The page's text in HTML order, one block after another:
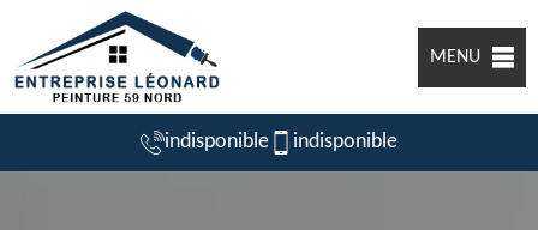
MENU
indisponible indisponible